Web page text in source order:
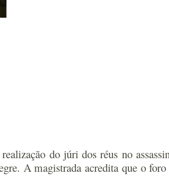
do júri dos réus no
A magistrada acredita que o foro